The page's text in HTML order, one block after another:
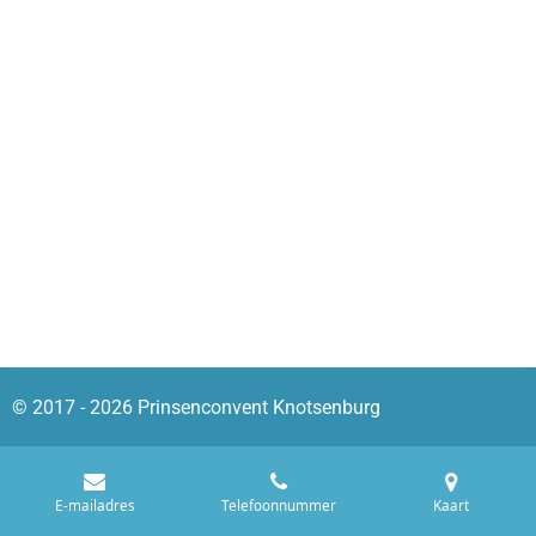
© 2017 - 2026 Prinsenconvent Knotsenburg
E-mailadres Telefoonnummer Kaart